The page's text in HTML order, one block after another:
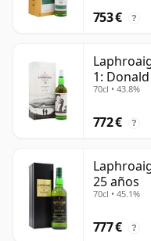
753 € ?
1:
70cl • 43.8%
772 € ?
25 años
70cl • 45.1%
777 € ?